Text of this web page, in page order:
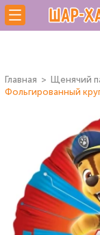
Главная
Щенячий
Фольгированный